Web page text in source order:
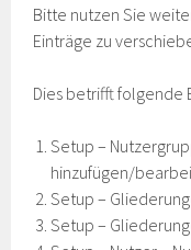
Bitte nutzen Sie
Einträge zu
Dies betrifft folgende
Setup –
hinzufügen/
Setup –
Setup –